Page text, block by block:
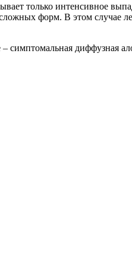
только интенсивное
форм. В этом случае
симптомальная диффузная